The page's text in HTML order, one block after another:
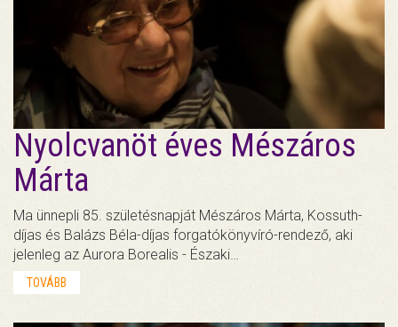
Nyolcvanöt éves Mészáros
Márta
Ma ünnepli 85. születésnapját Mészáros Márta, Kossuth-
díjas és Balázs Béla-díjas forgatókönyvíró-rendező, aki
jelenleg az Aurora Borealis - Északi…
TOVÁBB